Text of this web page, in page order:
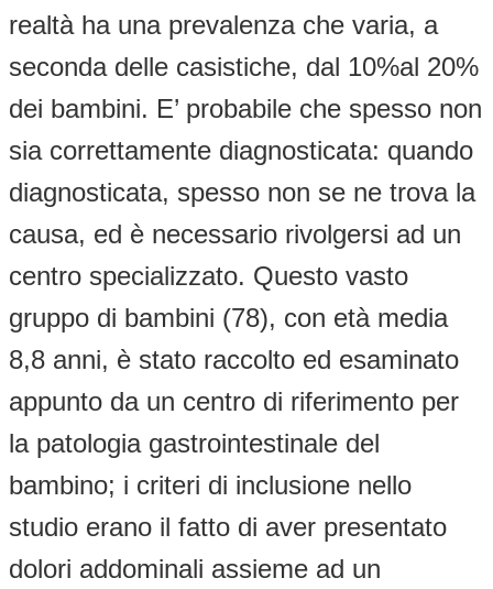
realtà ha una prevalenza che varia, a
seconda delle casistiche, dal 10%al 20%
dei bambini. E’ probabile che spesso non
sia correttamente diagnosticata: quando
diagnosticata, spesso non se ne trova la
causa, ed è necessario rivolgersi ad un
centro specializzato. Questo vasto
gruppo di bambini (78), con età media
8,8 anni, è stato raccolto ed esaminato
appunto da un centro di riferimento per
la patologia gastrointestinale del
bambino; i criteri di inclusione nello
studio erano il fatto di aver presentato
dolori addominali assieme ad un